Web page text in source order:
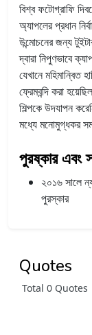
বিশ্ব ফটোগ্রাফি
অ্যাপলের প্রধান
উন্মোচনের জন্য
দ্বারা নিপুণভাবে
যেখানে মহিমান্বিত
ফ্রেমবন্দি করা
শিল্পকে উদযাপন
মধ্যে মনোমুগ্ধকর
পুরষ্কার এবং
২০১৬ সালে
পুরস্কার
Quotes
Total 0 Quotes